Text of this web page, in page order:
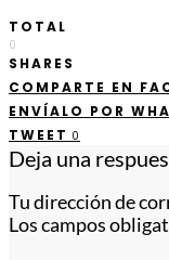
TOTAL
0
SHARES
COMPARTE EN
ENVÍALO POR
TWEET 0
Deja una
Tu dirección de
Los campos